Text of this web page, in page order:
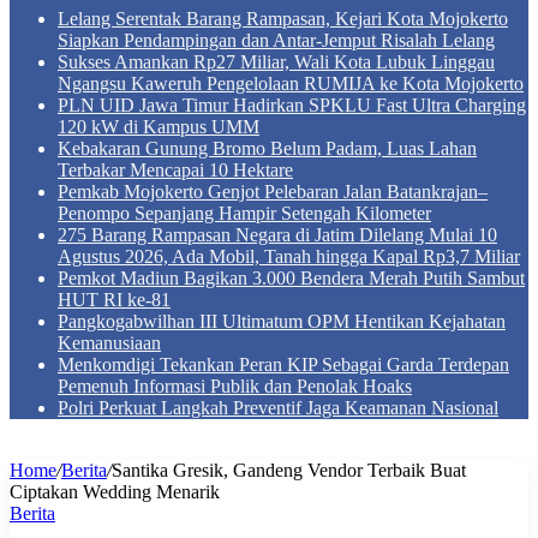
Lelang Serentak Barang Rampasan, Kejari Kota Mojokerto
Siapkan Pendampingan dan Antar-Jemput Risalah Lelang
Sukses Amankan Rp27 Miliar, Wali Kota Lubuk Linggau
Ngangsu Kaweruh Pengelolaan RUMIJA ke Kota Mojokerto
PLN UID Jawa Timur Hadirkan SPKLU Fast Ultra Charging
120 kW di Kampus UMM
Kebakaran Gunung Bromo Belum Padam, Luas Lahan
Terbakar Mencapai 10 Hektare
Pemkab Mojokerto Genjot Pelebaran Jalan Batankrajan–
Penompo Sepanjang Hampir Setengah Kilometer
275 Barang Rampasan Negara di Jatim Dilelang Mulai 10
Agustus 2026, Ada Mobil, Tanah hingga Kapal Rp3,7 Miliar
Pemkot Madiun Bagikan 3.000 Bendera Merah Putih Sambut
HUT RI ke-81
Pangkogabwilhan III Ultimatum OPM Hentikan Kejahatan
Kemanusiaan
Menkomdigi Tekankan Peran KIP Sebagai Garda Terdepan
Pemenuh Informasi Publik dan Penolak Hoaks
Polri Perkuat Langkah Preventif Jaga Keamanan Nasional
Home/Berita/Santika Gresik, Gandeng Vendor Terbaik Buat
Ciptakan Wedding Menarik
Berita